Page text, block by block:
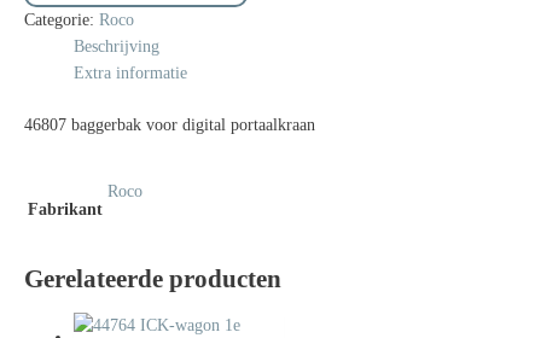
Categorie: Roco
Beschrijving
Extra informatie
46807 baggerbak voor digital portaalkraan
Fabrikant
Roco
Gerelateerde producten